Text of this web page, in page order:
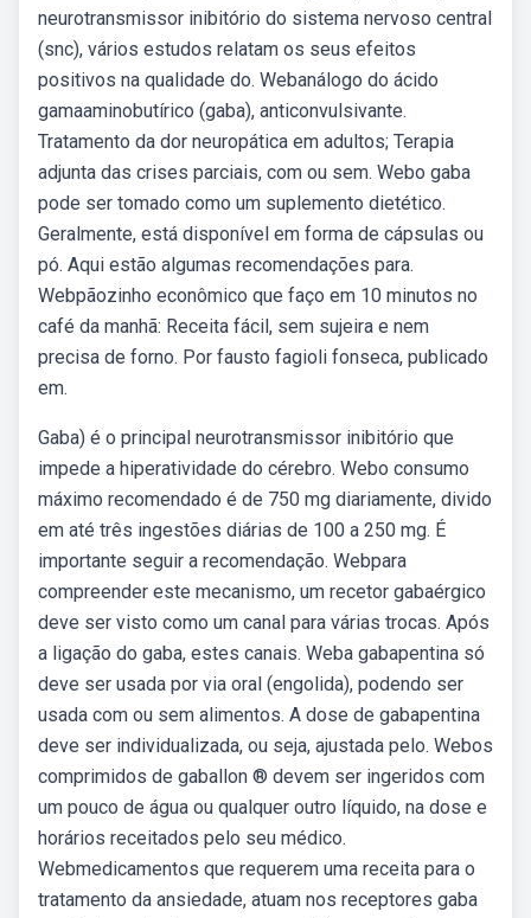
neurotransmissor inibitório do sistema nervoso central
(snc), vários estudos relatam os seus efeitos
positivos na qualidade do. Webanálogo do ácido
gamaaminobutírico (gaba), anticonvulsivante.
Tratamento da dor neuropática em adultos; Terapia
adjunta das crises parciais, com ou sem. Webo gaba
pode ser tomado como um suplemento dietético.
Geralmente, está disponível em forma de cápsulas ou
pó. Aqui estão algumas recomendações para.
Webpãozinho econômico que faço em 10 minutos no
café da manhã: Receita fácil, sem sujeira e nem
precisa de forno. Por fausto fagioli fonseca, publicado
em.
Gaba) é o principal neurotransmissor inibitório que
impede a hiperatividade do cérebro. Webo consumo
máximo recomendado é de 750 mg diariamente, divido
em até três ingestões diárias de 100 a 250 mg. É
importante seguir a recomendação. Webpara
compreender este mecanismo, um recetor gabaérgico
deve ser visto como um canal para várias trocas. Após
a ligação do gaba, estes canais. Weba gabapentina só
deve ser usada por via oral (engolida), podendo ser
usada com ou sem alimentos. A dose de gabapentina
deve ser individualizada, ou seja, ajustada pelo. Webos
comprimidos de gaballon ® devem ser ingeridos com
um pouco de água ou qualquer outro líquido, na dose e
horários receitados pelo seu médico.
Webmedicamentos que requerem uma receita para o
tratamento da ansiedade, atuam nos receptores gaba